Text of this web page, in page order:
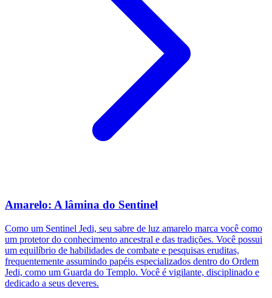
Amarelo: A lâmina do Sentinel
Como um Sentinel Jedi, seu sabre de luz amarelo marca você como
um protetor do conhecimento ancestral e das tradições. Você possui
um equilíbrio de habilidades de combate e pesquisas eruditas,
frequentemente assumindo papéis especializados dentro do Ordem
Jedi, como um Guarda do Templo. Você é vigilante, disciplinado e
dedicado a seus deveres.